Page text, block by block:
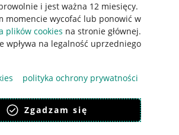
i jest ważna 12 miesięcy.
momencie wycofać lub ponowić w
plików cookies na stronie głównej.
wpływa na legalność uprzedniego
polityka ochrony prywatności
Zgadzam się